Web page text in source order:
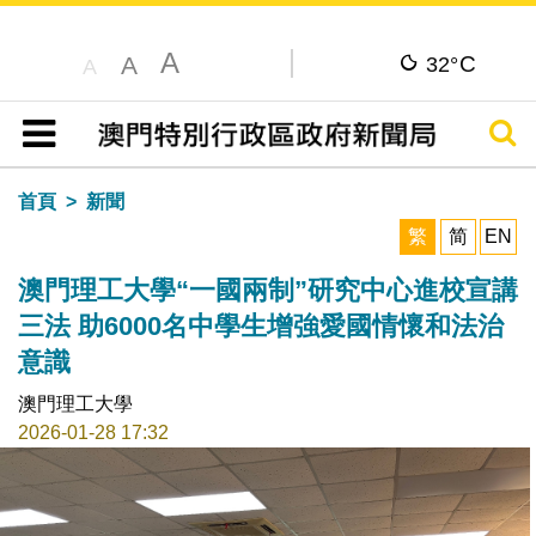
A A A 32°C
目錄
搜尋
首頁
新聞
繁
简 EN
澳門理工大學“一國兩制”研究中心進校宣講
三法 助6000名中學生增強愛國情懷和法治
意識
澳門理工大學
2026-01-28 17:32